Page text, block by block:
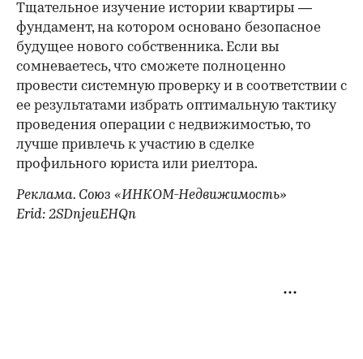
Тщательное изучение истории квартиры —
фундамент, на котором основано безопасное
будущее нового собственника. Если вы
сомневаетесь, что сможете полноценно
провести системную проверку и в соответствии с
ее результатами избрать оптимальную тактику
проведения операции с недвижимостью, то
лучше привлечь к участию в сделке
профильного юриста или риелтора.
Реклама. Союз «ИНКОМ-Недвижимость»
Erid: 2SDnjeuEHQn